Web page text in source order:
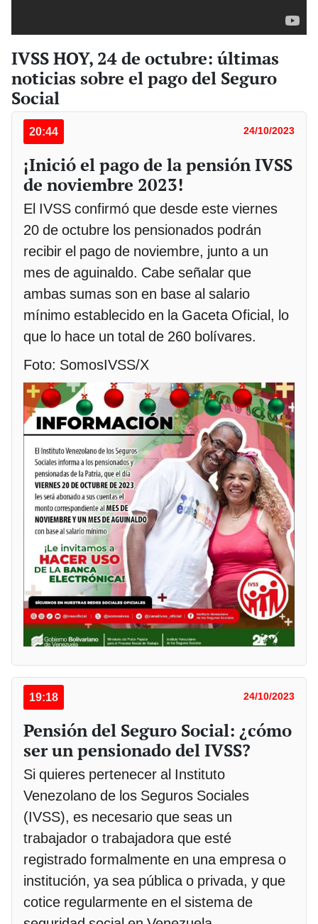
IVSS HOY, 24 de octubre: últimas
noticias sobre el pago del Seguro
Social
20:44 24/10/2023
¡Inició el pago de la pensión IVSS
de noviembre 2023!
El IVSS confirmó que desde este viernes
20 de octubre los pensionados podrán
recibir el pago de noviembre, junto a un
mes de aguinaldo. Cabe señalar que
ambas sumas son en base al salario
mínimo establecido en la Gaceta Oficial, lo
que lo hace un total de 260 bolívares.
Foto: SomosIVSS/X
19:18 24/10/2023
Pensión del Seguro Social: ¿cómo
ser un pensionado del IVSS?
Si quieres pertenecer al Instituto
Venezolano de los Seguros Sociales
(IVSS), es necesario que seas un
trabajador o trabajadora que esté
registrado formalmente en una empresa o
institución, ya sea pública o privada, y que
cotice regularmente en el sistema de